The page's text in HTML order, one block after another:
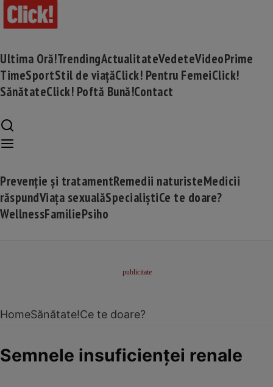
Ultima Oră!TrendingActualitateVedeteVideoPrime
TimeSportStil de viațăClick! Pentru FemeiClick!
SănătateClick! Poftă Bună!Contact
Prevenție și tratamentRemedii naturisteMedicii
răspundViața sexualăSpecialiștiCe te doare?
WellnessFamiliePsiho
HomeSănătate!Ce te doare?
Semnele insuficienţei renale